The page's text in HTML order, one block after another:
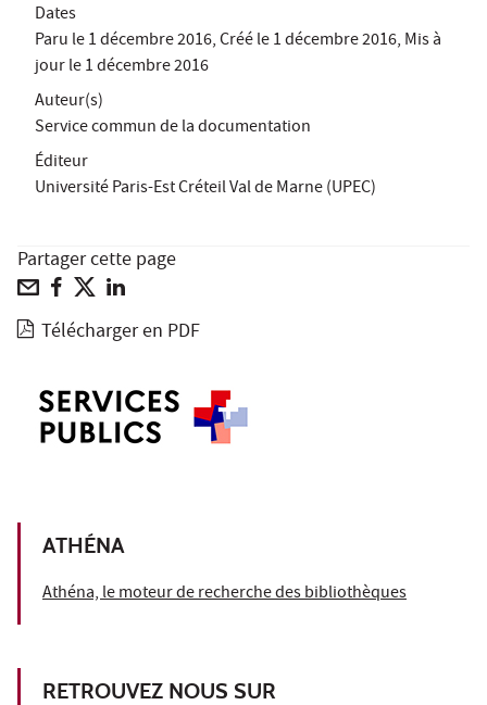
Dates
Paru le1 décembre 2016, Créé le1 décembre 2016, Mis à
jour le1 décembre 2016
Auteur(s)
Service commun de la documentation
Éditeur
Université Paris-Est Créteil Val de Marne (UPEC)
Partager cette page
Télécharger en PDF
ATHÉNA
Athéna, le moteur de recherche des bibliothèques
RETROUVEZ NOUS SUR